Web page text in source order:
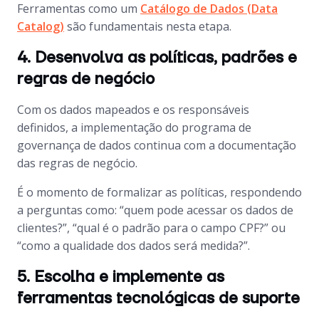
Ferramentas como um Catálogo de Dados (Data
Catalog) são fundamentais nesta etapa.
4. Desenvolva as políticas, padrões e
regras de negócio
Com os dados mapeados e os responsáveis
definidos, a implementação do programa de
governança de dados continua com a documentação
das regras de negócio.
É o momento de formalizar as políticas, respondendo
a perguntas como: “quem pode acessar os dados de
clientes?”, “qual é o padrão para o campo CPF?” ou
“como a qualidade dos dados será medida?”.
5. Escolha e implemente as
ferramentas tecnológicas de suporte